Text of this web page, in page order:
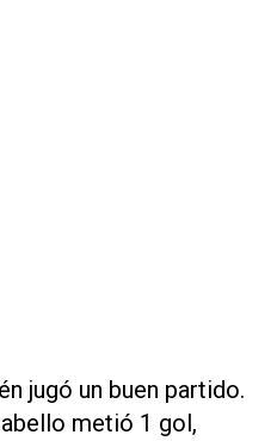
jugó un buen partido.
metió 1 gol,